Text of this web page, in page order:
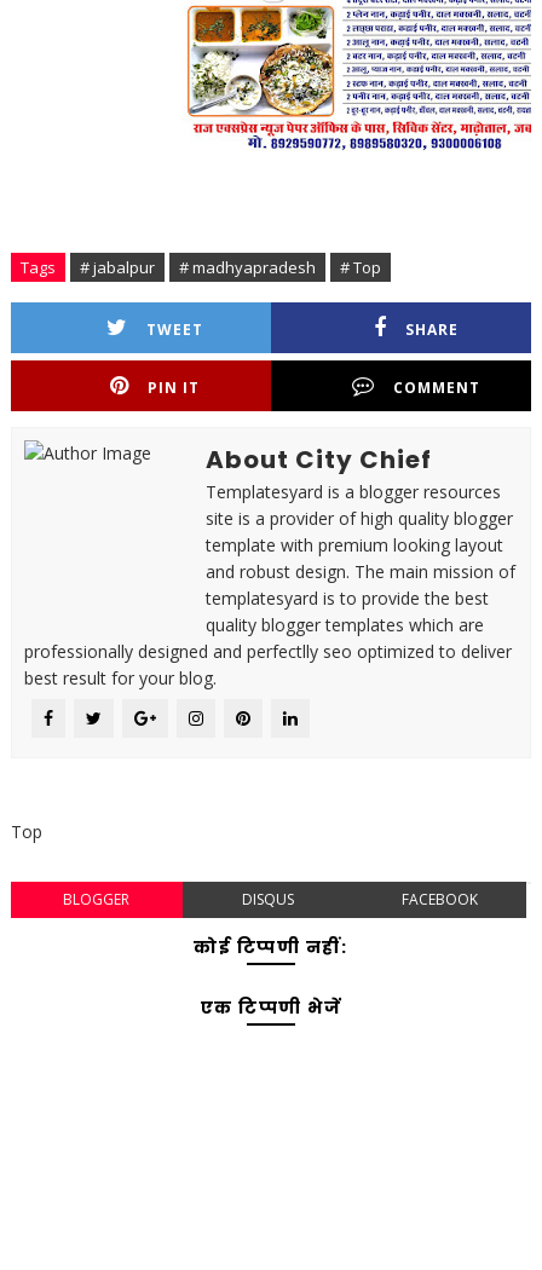
Tags # jabalpur # madhyapradesh # Top
TWEET SHARE
PIN IT COMMENT
About City Chief
Templatesyard is a blogger resources
site is a provider of high quality blogger
template with premium looking layout
and robust design. The main mission of
templatesyard is to provide the best
quality blogger templates which are
professionally designed and perfectlly seo optimized to deliver
best result for your blog.
Top
BLOGGER DISQUS FACEBOOK
कोई टिप्पणी नहीं:
एक टिप्पणी भेजें